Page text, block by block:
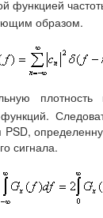
функцией
образом.
плотность
PSD,
сигнала.